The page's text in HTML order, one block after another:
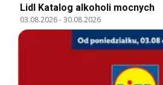
Lidl Katalog alkoholi mocnych
03.08.2026-30.08.2026